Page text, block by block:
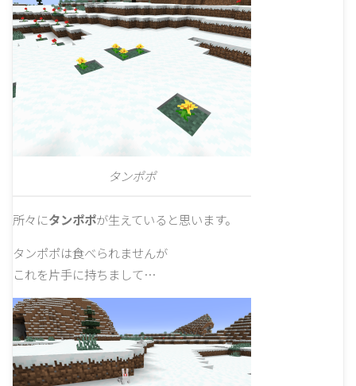
タンポポ
所々にタンポポが生えていると思います。
タンポポは食べられませんが
これを片手に持ちまして…